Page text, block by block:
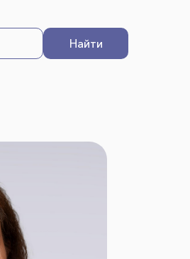
Найти